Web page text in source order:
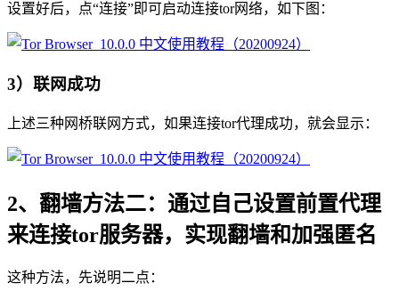
设置好后，点“连接”即可启动连接tor网络，如下图：
3）联网成功
上述三种网桥联网方式，如果连接tor代理成功，就会显示：
2、翻墙方法二：通过自己设置前置代理
来连接tor服务器，实现翻墙和加强匿名
这种方法，先说明二点：